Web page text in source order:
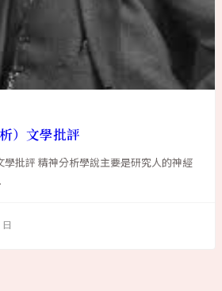
）文學批評
學批評 精神分析學說主要是研究人的神經